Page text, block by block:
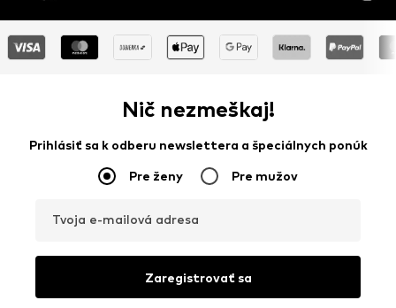
Nič nezmeškaj!
Prihlásiť sa k odberu newslettera a špeciálnych ponúk
Pre ženy Pre mužov
Tvoja e-mailová adresa
Zaregistrovať sa